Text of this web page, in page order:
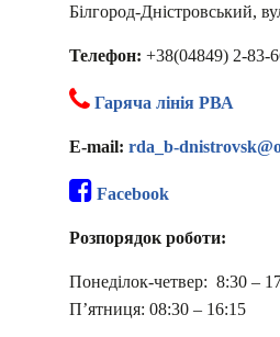
Білгород-Дністровський,
Телефон: +38(04849) 2-83-
Гаряча лінія РВА
E-mail: rda_b-
Facebook
Розпорядок роботи:
Понеділок-четвер: 8:30 –
П’ятниця: 08:30 – 16:15